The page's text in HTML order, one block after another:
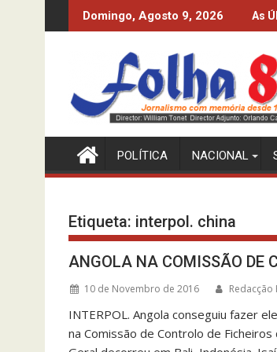
to
Domingo, Agosto 9, 2026 As
DO MPLA À CUSTA DO CFB
POLÍTICA NACIONAL
Etiqueta: interpol. china
ANGOLA NA COMISSÃO DE
10 de Novembro de 2016 Redacção
INTERPOL. Angola conseguiu fazer
na Comissão de Controlo de